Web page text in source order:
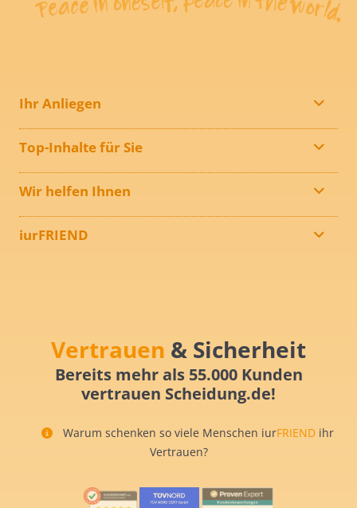
Ihr Anliegen
Top-Inhalte für Sie
Wir helfen Ihnen
iurFRIEND
Vertrauen & Sicherheit
Bereits mehr als 55.000 Kunden
vertrauen Scheidung.de!
Warum schenken so viele Menschen iurFRIEND ihr
Vertrauen?